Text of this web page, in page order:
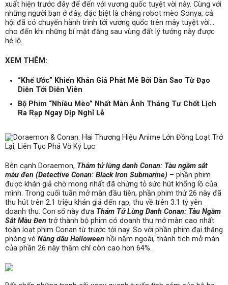
xuất hiện trước đây để đến với vương quốc tuyệt vời này. Cùng với
những người bạn ở đây, đặc biệt là chàng robot mèo Sonya, cả
hội đã có chuyến hành trình tới vương quốc trên mây tuyệt vời…
cho đến khi những bí mật đằng sau vùng đất lý tưởng này được
hé lộ.
XEM THÊM:
“Khế Ước” Khiến Khán Giả Phát Mê Bởi Dàn Sao Từ Đạo
Diễn Tới Diễn Viên
Bộ Phim “Nhiều Mèo” Nhất Màn Ảnh Tháng Tư Chốt Lịch
Ra Rạp Ngay Dịp Nghỉ Lễ
Bên cạnh Doraemon, Thám tử lừng danh Conan: Tàu ngầm sắt
màu đen (Detective Conan: Black Iron Submarine) – phần phim
được khán giả chờ mong nhất đã chứng tỏ sức hút khổng lồ của
mình. Trong cuối tuần mở màn đầu tiên, phần phim thứ 26 này đã
thu hút trên 2.1 triệu khán giả đến rạp, thu về trên 3.1 tỷ yên
doanh thu. Con số này đưa Thám Tử Lừng Danh Conan: Tàu Ngầm
Sắt Màu Đen trở thành bộ phim có doanh thu mở màn cao nhất
toàn loạt phim Conan từ trước tới nay. So với phần phim đại thắng
phòng vé Nàng dâu Halloween hồi năm ngoái, thành tích mở màn
của phần 26 này thậm chí còn cao hơn 64%.